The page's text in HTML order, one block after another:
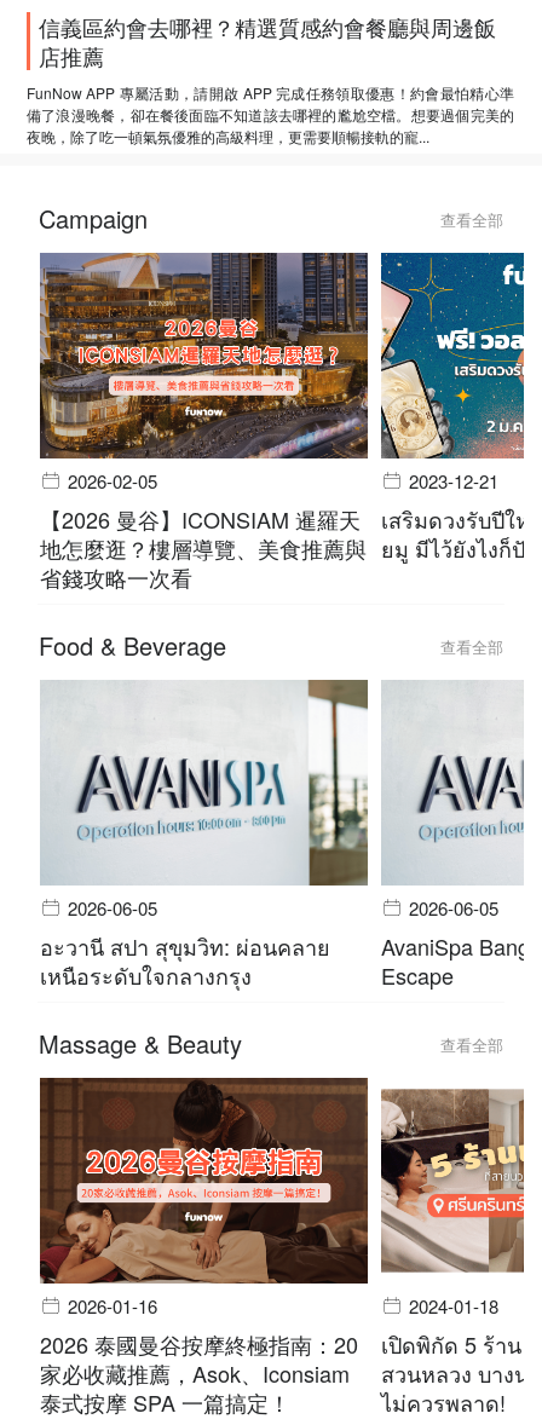
信義區約會去哪裡？精選質感約會餐廳與周邊飯
店推薦
FunNow APP 專屬活動，請開啟 APP 完成任務領取優惠！約會最怕精心準
備了浪漫晚餐，卻在餐後面臨不知道該去哪裡的尷尬空檔。想要過個完美的
夜晚，除了吃一頓氣氛優雅的高級料理，更需要順暢接軌的寵...
Campaign 查看全部
2026-02-05
【2026 曼谷】ICONSIAM 暹羅天
地怎麼逛？樓層導覽、美食推薦與
省錢攻略一次看
2023-12-21
เสริมดวงรับปีให
ยมู มีไว้ยังไงก็ปัง!
Food & Beverage 查看全部
2026-06-05
อะวานี สปา สุขุมวิท: ผ่อนคลาย
เหนือระดับใจกลางกรุง
2026-06-05
AvaniSpa
Escape
Massage & Beauty 查看全部
2026-01-16
2026 泰國曼谷按摩終極指南：20
家必收藏推薦，Asok、Iconsiam
泰式按摩 SPA 一篇搞定！
2024-01-18
เปิดพิกัด 5 ร้าน
สวนหลวง บาง
ไม่ควรพลาด!